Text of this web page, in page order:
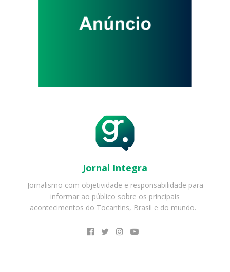
Jornal Integra
Jornalismo com objetividade e responsabilidade para
informar ao público sobre os principais
acontecimentos do Tocantins, Brasil e do mundo.